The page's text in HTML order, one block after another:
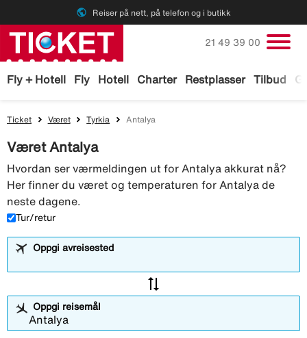
public Reiser på nett, på telefon og i butikk
Fly + Hotell Fly Hotell Charter Restplasser Tilbud
Ring oss på
21 49 39 00
Ticket Været Tyrkia Antalya
Været Antalya
Hvordan ser værmeldingen ut for Antalya akkurat nå?
Her finner du været og temperaturen for Antalya de
neste dagene.
Tur/retur
Oppgi avreisested
sync_alt
Oppgi reisemål